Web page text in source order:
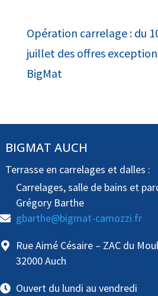
Opération carrelage : du
juillet des offres
BigMat
BIGMAT AUCH
Terrasse en carrelages et dalles :
Carrelages, salle de bains et
Grégory Barthe
gbarthe@bigmat-camozzi.fr
Rue Aimé Césaire – ZAC du
32000 Auch
Ouvert du lundi au vendredi